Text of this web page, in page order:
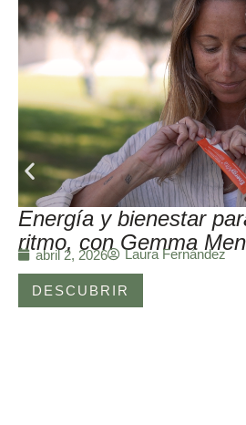
Energía y bienestar
ritmo, con Gemma
abril 2, 2026 Laura Fernández
DESCUBRIR